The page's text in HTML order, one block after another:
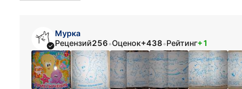
Мурка
Рецензий256•Оценок+438•Рейтинг+1